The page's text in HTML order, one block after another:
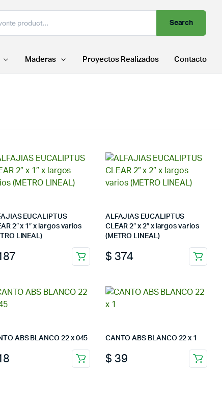
Search
Maderas Proyectos Realizados Contacto
EUCALIPTUS
2″ x 1″ x largos varios
LINEAL)
ALFAJIAS EUCALIPTUS
CLEAR 2″ x 2″ x largos varios
(METRO LINEAL)
$ 374
ABS BLANCO 22 x 045 CANTO ABS BLANCO 22 x 1
$ 39